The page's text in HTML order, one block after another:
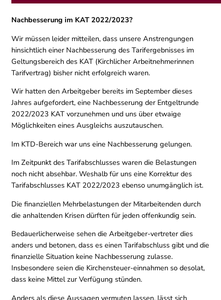
Nachbesserung im KAT 2022/2023?
Wir müssen leider mitteilen, dass unsere Anstrengungen
hinsichtlich einer Nachbesserung des Tarifergebnisses im
Geltungsbereich des KAT (Kirchlicher Arbeitnehmerinnen
Tarifvertrag) bisher nicht erfolgreich waren.
Wir hatten den Arbeitgeber bereits im September dieses
Jahres aufgefordert, eine Nachbesserung der Entgeltrunde
2022/2023 KAT vorzunehmen und uns über etwaige
Möglichkeiten eines Ausgleichs auszutauschen.
Im KTD-Bereich war uns eine Nachbesserung gelungen.
Im Zeitpunkt des Tarifabschlusses waren die Belastungen
noch nicht absehbar. Weshalb für uns eine Korrektur des
Tarifabschlusses KAT 2022/2023 ebenso unumgänglich ist.
Die finanziellen Mehrbelastungen der Mitarbeitenden durch
die anhaltenden Krisen dürften für jeden offenkundig sein.
Bedauerlicherweise sehen die Arbeitgeber-vertreter dies
anders und betonen, dass es einen Tarifabschluss gibt und die
finanzielle Situation keine Nachbesserung zulasse.
Insbesondere seien die Kirchensteuer-einnahmen so desolat,
dass keine Mittel zur Verfügung stünden.
Anders als diese Aussagen vermuten lassen, lässt sich